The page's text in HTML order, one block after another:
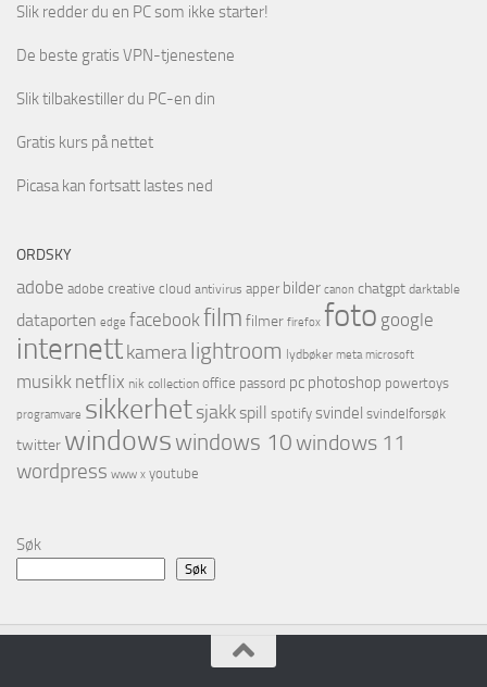
Slik redder du en PC som ikke starter!
De beste gratis VPN-tjenestene
Slik tilbakestiller du PC-en din
Gratis kurs på nettet
Picasa kan fortsatt lastes ned
ORDSKY
adobe adobe creative cloud antivirus apper bilder canon chatgpt darktable
dataporten edge facebookfilm filmer firefox foto google
internettkameralightroom lydbøker meta microsoft
musikk netflix nik collection office passord pc photoshop powertoys
programvare sikkerhetsjakkspill spotify svindel svindelforsøk
twitter windows windows 10windows 11
wordpress www x youtube
Søk
Søk